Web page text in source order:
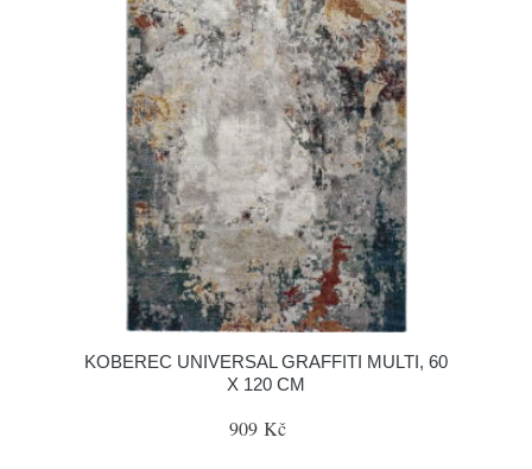
KOBEREC UNIVERSAL GRAFFITI MULTI, 60
X 120 CM
909 Kč